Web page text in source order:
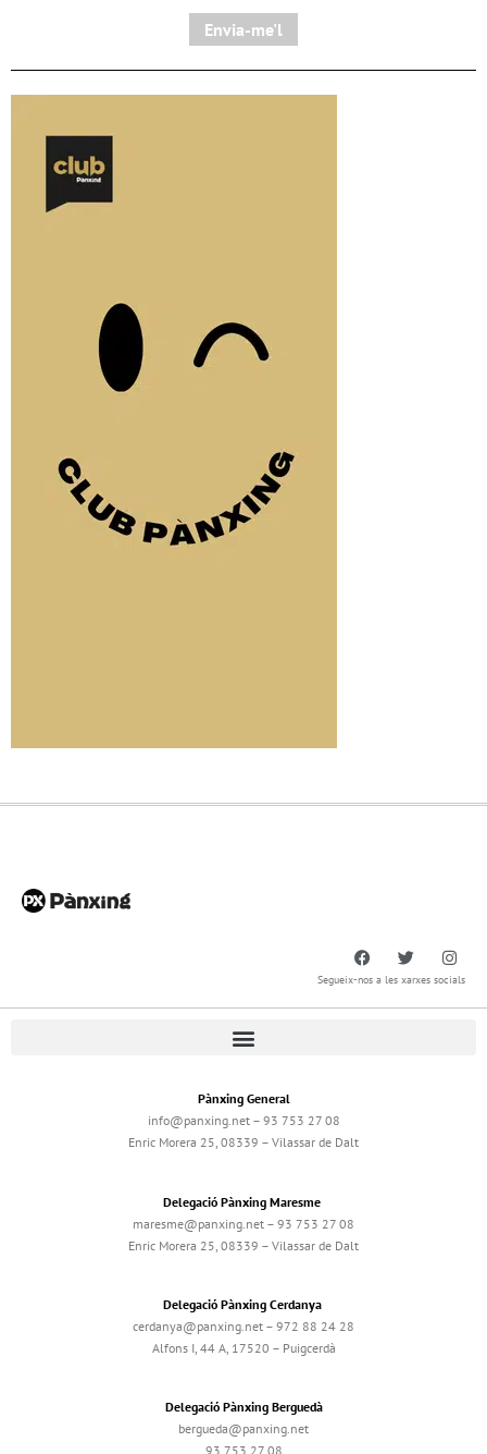
Envia-me'l
Segueix-nos a les xarxes socials
Pànxing General
info@panxing.net – 93 753 27 08
Enric Morera 25, 08339 – Vilassar de Dalt
Delegació Pànxing Maresme
maresme@panxing.net – 93 753 27 08
Enric Morera 25, 08339 – Vilassar de Dalt
Delegació Pànxing Cerdanya
cerdanya@panxing.net – 972 88 24 28
Alfons I, 44 A, 17520 – Puigcerdà
Delegació Pànxing Berguedà
bergueda@panxing.net
93 753 27 08